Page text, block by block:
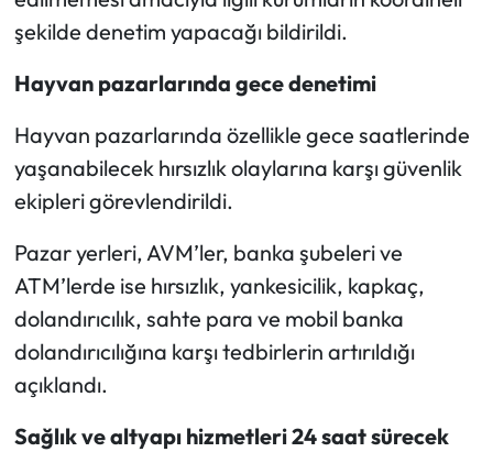
şekilde denetim yapacağı bildirildi.
Hayvan pazarlarında gece denetimi
Hayvan pazarlarında özellikle gece saatlerinde
yaşanabilecek hırsızlık olaylarına karşı güvenlik
ekipleri görevlendirildi.
Pazar yerleri, AVM’ler, banka şubeleri ve
ATM’lerde ise hırsızlık, yankesicilik, kapkaç,
dolandırıcılık, sahte para ve mobil banka
dolandırıcılığına karşı tedbirlerin artırıldığı
açıklandı.
Sağlık ve altyapı hizmetleri 24 saat sürecek